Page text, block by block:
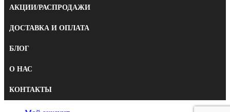
АКЦИИ/РАСПРОДАЖИ
ДОСТАВКА И ОПЛАТА
БЛОГ
О НАС
КОНТАКТЫ